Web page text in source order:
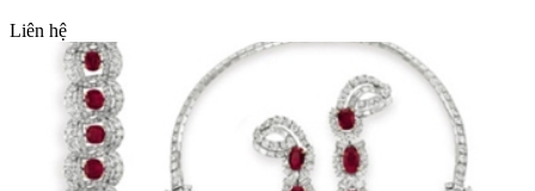
Liên hệ